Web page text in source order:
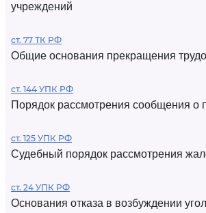
учреждений
ст. 77 ТК РФ
Общие основания прекращения
ст. 144 УПК РФ
Порядок рассмотрения сообщения о
ст. 125 УПК РФ
Судебный порядок рассмотрения
ст. 24 УПК РФ
Основания отказа в возбуждении